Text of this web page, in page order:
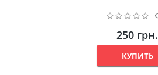
250 грн.
КУПИТЬ